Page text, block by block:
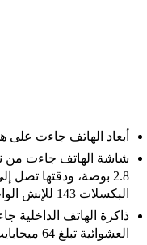
أبعاد الهاتف جاءت على هذا النحو 127.3 ×
البكسلات 143 للإنش الواحد.
العشوائية تبلغ 64 ميجابايت.